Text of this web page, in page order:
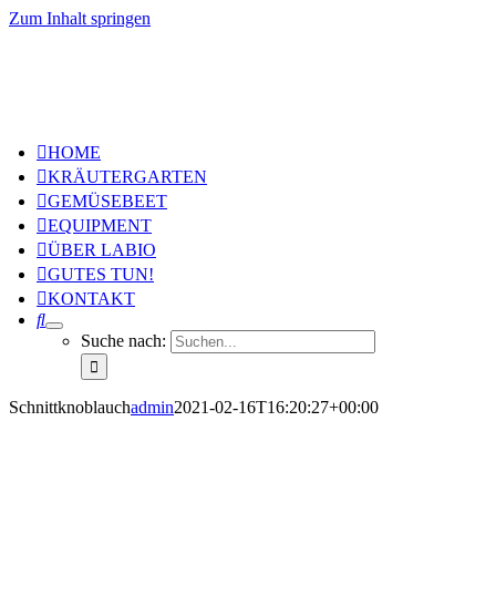
Zum Inhalt springen
HOME
KRÄUTERGARTEN
GEMÜSEBEET
EQUIPMENT
ÜBER LABIO
GUTES TUN!
KONTAKT
Suche nach:
Schnittknoblauchadmin2021-02-16T16:20:27+00:00